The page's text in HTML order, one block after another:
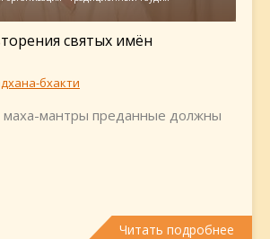
святых имён
бхакти
маха-мантры преданные должны
Читать подробнее